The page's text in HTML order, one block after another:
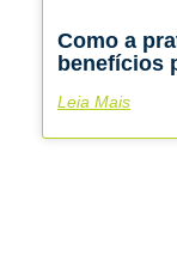
Como a
benefícios
Leia Mais